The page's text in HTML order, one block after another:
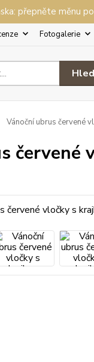
přepněte měnu
Fotogalerie
Vánoční ubrus červené
červené